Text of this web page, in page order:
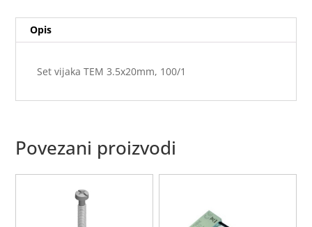
Opis
Set vijaka TEM 3.5x20mm, 100/1
Povezani proizvodi